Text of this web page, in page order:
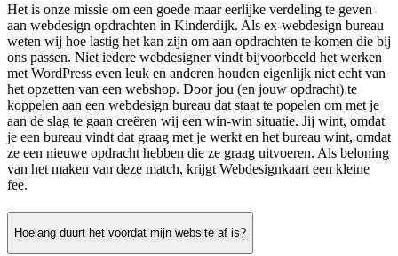
Het is onze missie om een goede maar eerlijke verdeling te geven
aan webdesign opdrachten in Kinderdijk. Als ex-webdesign bureau
weten wij hoe lastig het kan zijn om aan opdrachten te komen die bij
ons passen. Niet iedere webdesigner vindt bijvoorbeeld het werken
met WordPress even leuk en anderen houden eigenlijk niet echt van
het opzetten van een webshop. Door jou (en jouw opdracht) te
koppelen aan een webdesign bureau dat staat te popelen om met je
aan de slag te gaan creëren wij een win-win situatie. Jij wint, omdat
je een bureau vindt dat graag met je werkt en het bureau wint, omdat
ze een nieuwe opdracht hebben die ze graag uitvoeren. Als beloning
van het maken van deze match, krijgt Webdesignkaart een kleine
fee.
Hoelang duurt het voordat mijn website af is?